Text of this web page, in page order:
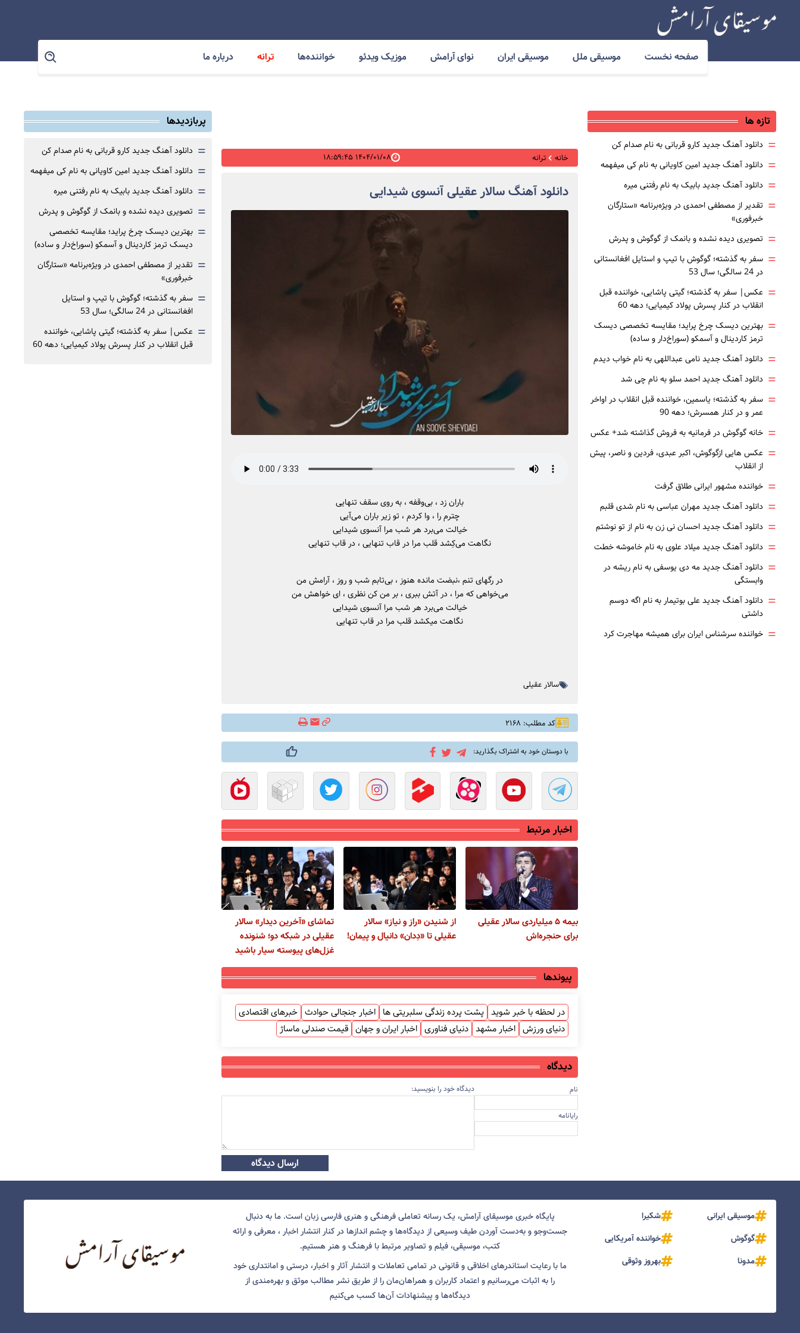
صفحه نخست موسیقی ملل موسیقی ایران نوای آرامش موزیک ویدئو خواننده‌ها ترانه درباره ما
خانه ترانه ۱۴۰۴/۰۱/۰۸ ۱۸:۵۹:۴۵
دانلود آهنگ سالار عقیلی آنسوی شیدایی
باران زد ، بی‌وقفه ، به روی سقف تنهایی
چترم را ، وا کردم ، تو زیر باران می‌آیی
خیالت می‌برد هر شب مرا آنسوی شیدایی
نگاهت می‌کِشد قلب مرا در قاب تنهایی ، در قاب تنهایی
در رگهای تنم ،نبضت مانده هنوز ، بی‌تابم شب و روز ، آرامش من
می‌خواهی که مرا ، در آتش ببری ، بر من کن نظری ، ای خواهش من
خیالت می‌برد هر شب مرا آنسوی شیدایی
نگاهت میکشد قلب مرا در قاب تنهایی
سالار عقیلی
کد مطلب: ۲۱۶۸
با دوستان خود به اشتراک بگذارید:
اخبار مرتبط
بیمه ۵ میلیاردی سالار عقیلی
برای حنجره‌اش
از شنیدن «راز و نیاز» سالار
عقیلی تا «دِدان» دانیال و پیمان!
تماشای «آخرین دیدار» سالار
عقیلی در شبکه دو؛ شنونده
غزل‌های پیوسته سیار باشید
پیوندها
در لحظه با خبر شوید پشت پرده زندگی سلبریتی ها اخبار جنجالی حوادث خبرهای اقتصادی
دنیای ورزش اخبار مشهد دنیای فناوری اخبار ایران و جهان قیمت صندلی ماساژ
دیدگاه
نام
رایانامه
دیدگاه خود را بنویسید:
ارسال دیدگاه
تازه ها
= دانلود آهنگ جدید کارو قربانی به نام صدام کن
= دانلود آهنگ جدید امین کاویانی به نام کی میفهمه
= دانلود آهنگ جدید بابیک به نام رفتنی میره
= تقدیر از مصطفی احمدی در ویژه‌برنامه «ستارگان
خبرفوری»
= تصویری دیده نشده و بانمک از گوگوش و پدرش
= سفر به گذشته؛ گوگوش با تیپ و استایل افغانستانی
در 24 سالگی؛ سال 53
= عکس| سفر به گذشته؛ گیتی پاشایی، خواننده قبل
انقلاب در کنار پسرش پولاد کیمیایی؛ دهه 60
= بهترین دیسک چرخ پراید؛ مقایسه تخصصی دیسک
ترمز کاردینال و آسمکو (سوراخ‌دار و ساده)
= دانلود آهنگ جدید نامی عبداللهی به نام خواب دیدم
= دانلود آهنگ جدید احمد سلو به نام چی شد
= سفر به گذشته؛ یاسمین، خواننده قبل انقلاب در اواخر
عمر و در کنار همسرش؛ دهه 90
= خانه گوگوش در فرمانیه به فروش گذاشته شد+ عکس
= عکس هایی ازگوگوش، اکبر عبدی، فردین و ناصر، پیش
از انقلاب
= خواننده مشهور ایرانی طلاق گرفت
= دانلود آهنگ جدید مهران عباسی به نام شدی قلبم
= دانلود آهنگ جدید احسان نی زن به نام از تو نوشتم
= دانلود آهنگ جدید میلاد علوی به نام خاموشه خطت
= دانلود آهنگ جدید مه دی یوسفی به نام ریشه در
وابستگی
= دانلود آهنگ جدید علی بوتیمار به نام اگه دوسم
داشتی
= خواننده سرشناس ایران برای همیشه مهاجرت کرد
پربازدیدها
= دانلود آهنگ جدید کارو قربانی به نام صدام کن
= دانلود آهنگ جدید امین کاویانی به نام کی میفهمه
= دانلود آهنگ جدید بابیک به نام رفتنی میره
= تصویری دیده نشده و بانمک از گوگوش و پدرش
= بهترین دیسک چرخ پراید؛ مقایسه تخصصی
دیسک ترمز کاردینال و آسمکو (سوراخ‌دار و ساده)
= تقدیر از مصطفی احمدی در ویژه‌برنامه «ستارگان
خبرفوری»
= سفر به گذشته؛ گوگوش با تیپ و استایل
افغانستانی در 24 سالگی؛ سال 53
= عکس| سفر به گذشته؛ گیتی پاشایی، خواننده
قبل انقلاب در کنار پسرش پولاد کیمیایی؛ دهه 60
موسیقی ایرانی
شکیرا
گوگوش
خواننده آمریکایی
مدونا
بهروز وثوقی
پایگاه خبری موسیقای آرامش، یک رسانه تعاملی فرهنگی و هنری فارسی زبان است. ما به دنبال
جست‌و‌جو و به‌دست آوردن طیف وسیعی از دیدگاه‌ها و چشم انداز‌ها در کنار انتشار اخبار ، معرفی و ارائه
کتب، موسیقی، فیلم و تصاویر مرتبط با فرهنگ و هنر هستیم.
ما با رعایت استاندرهای اخلاقی و قانونی در تمامی تعاملات و انتشار آثار و اخبار، درستی و امانتداری خود
را به اثبات می‌رسانیم و اعتماد کاربران و همراهان‌مان را از طریق نشر مطالب موثق و بهره‌مندی از
دیدگاه‌ها و پیشنهادات آن‌ها کسب می‌کنیم